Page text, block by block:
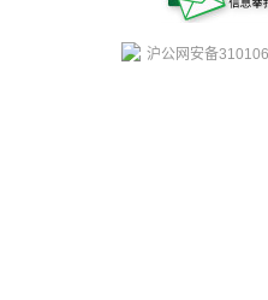
沪公网安备